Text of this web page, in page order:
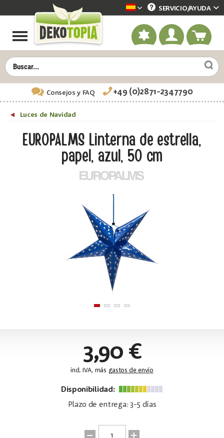
Dekotopia spanisch
SERVICIO/AYUDA
Consejos y FAQ +49 (0)2871-2347790
Luces de Navidad
EUROPALMS Linterna de estrella,
papel, azul, 50 cm
3,90 €
incl. IVA, más gastos de envío
Disponibilidad:
Plazo de entrega: 3-5 días